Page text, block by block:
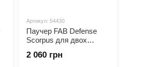
Артикул: 54430
Паучер FAB Defense
Scorpus для двох
2 060 грн